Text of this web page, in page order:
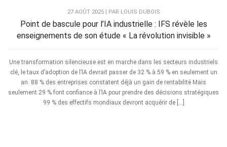
27 AOÛT 2025 | PAR LOUIS DUBOIS
Point de bascule pour l’IA industrielle : IFS révèle les
enseignements de son étude « La révolution invisible »
Une transformation silencieuse est en marche dans les secteurs industriels
clé, le taux d’adoption de l’IA devrait passer de 32 % à 59 % en seulement un
an. 88 % des entreprises constatent déjà un gain de rentabilité Mais
seulement 29 % font confiance à l’IA pour prendre des décisions stratégiques
99 % des effectifs mondiaux devront acquérir de […]